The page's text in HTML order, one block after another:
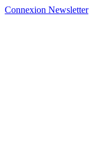
Connexion Newsletter